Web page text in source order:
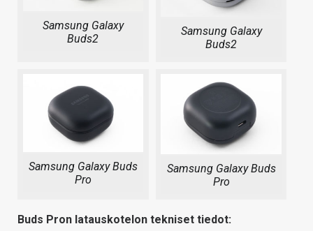
Samsung Galaxy
Buds2
Samsung Galaxy
Buds2
Samsung Galaxy Buds
Pro
Samsung Galaxy Buds
Pro
Buds Pron latauskotelon tekniset tiedot: